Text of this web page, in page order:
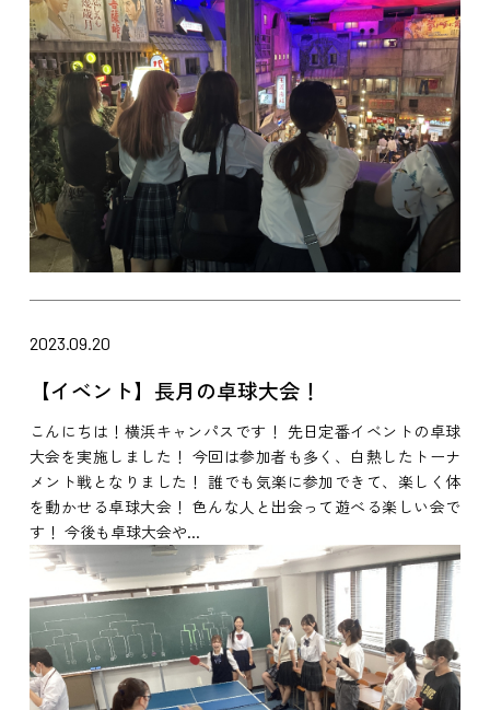
2023.09.20
【イベント】長月の卓球大会！
こんにちは！横浜キャンパスです！ 先日定番イベントの卓球
大会を実施しました！ 今回は参加者も多く、白熱したトーナ
メント戦となりました！ 誰でも気楽に参加できて、楽しく体
を動かせる卓球大会！ 色んな人と出会って遊べる楽しい会で
す！ 今後も卓球大会や...